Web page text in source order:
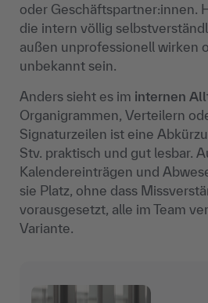
oder Geschäftspartner:innen.
die intern völlig
außen unprofessionell wirken
unbekannt sein.
Anders sieht es im internen
Organigrammen, Verteilern
Signaturzeilen ist eine
Stv. praktisch und gut lesbar.
Kalendereinträgen und
sie Platz, ohne dass
vorausgesetzt, alle im Team
Variante.